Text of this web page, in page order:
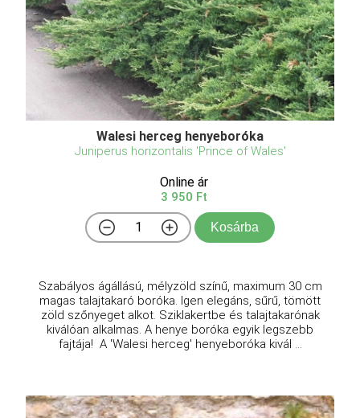
Walesi herceg henyeboróka
Juniperus horizontalis 'Prince of Wales'
Online ár
3 950 Ft
Kosárba
Szabályos ágállású, mélyzöld színű, maximum 30 cm
magas talajtakaró boróka. Igen elegáns, sűrű, tömött
zöld szőnyeget alkot. Sziklakertbe és talajtakarónak
kiválóan alkalmas. A henye boróka egyik legszebb
fajtája! A 'Walesi herceg' henyeboróka kivál ...